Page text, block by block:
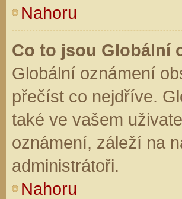
Nahoru
Co to jsou Globální
Globální oznámení
přečíst co nejdříve.
také ve vašem
oznámení, záleží na
administrátoři.
Nahoru